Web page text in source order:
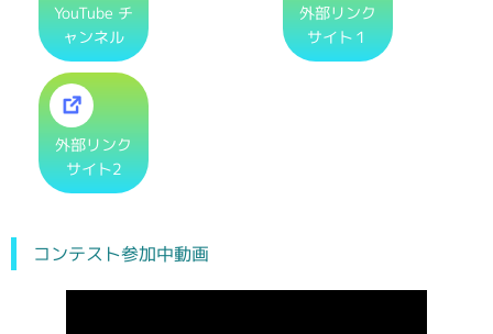
YouTube チ
ャンネル
外部リンク
サイト１
外部リンク
サイト2
コンテスト参加中動画